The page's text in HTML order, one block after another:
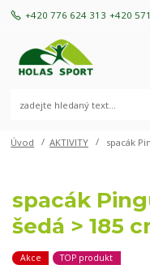
+420 776 624 313 +420
Úvod AKTIVITY spacák
spacák
šedá > 185
Akce TOP produkt